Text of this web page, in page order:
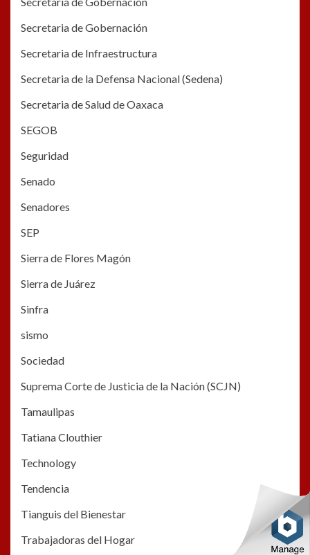
Secretaria de Gobernación
Secretaria de Infraestructura
Secretaria de la Defensa Nacional (Sedena)
Secretaria de Salud de Oaxaca
SEGOB
Seguridad
Senado
Senadores
SEP
Sierra de Flores Magón
Sierra de Juárez
Sinfra
sismo
Sociedad
Suprema Corte de Justicia de la Nación (SCJN)
Tamaulipas
Tatiana Clouthier
Technology
Tendencia
Tianguis del Bienestar
Trabajadoras del Hogar